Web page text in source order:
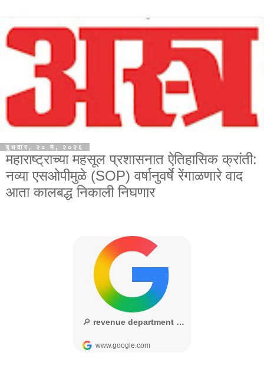
बुधवार, २० मे, २०२६
महाराष्ट्राच्या महसूल प्रशासनात ऐतिहासिक क्रांती:
नव्या एसओपीमुळे (SOP) वर्षानुवर्षे रेंगाळणारे वाद
आता कालबद्ध निकाली निघणार